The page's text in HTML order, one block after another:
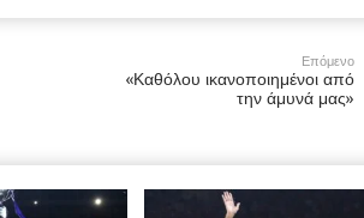
Επόμενο
«Καθόλου ικανοποιημένοι από
την άμυνά μας»